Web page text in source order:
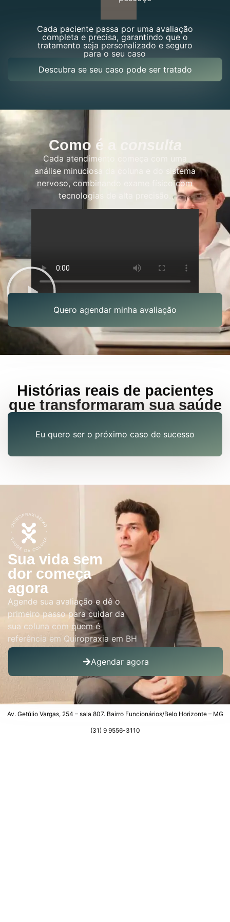
Cada paciente passa por uma avaliação
completa e precisa, garantindo que o
tratamento seja personalizado e seguro
para o seu caso
Descubra se seu caso pode ser tratado
Como é a consulta
Cada atendimento começa com uma
análise minuciosa da coluna e do sistema
nervoso, combinando exame físico com
tecnologias de alta precisão.
Quero agendar minha avaliação
Histórias reais de pacientes
que transformaram sua saúde
Eu quero ser o próximo caso de sucesso
Sua vida sem
dor começa
agora
Agende sua avaliação e dê o
primeiro passo para cuidar da
sua coluna com quem é
referência em Quiropraxia em BH
Agendar agora
Av. Getúlio Vargas, 254 – sala 807. Bairro Funcionários/Belo Horizonte – MG
(31) 9 9556-3110